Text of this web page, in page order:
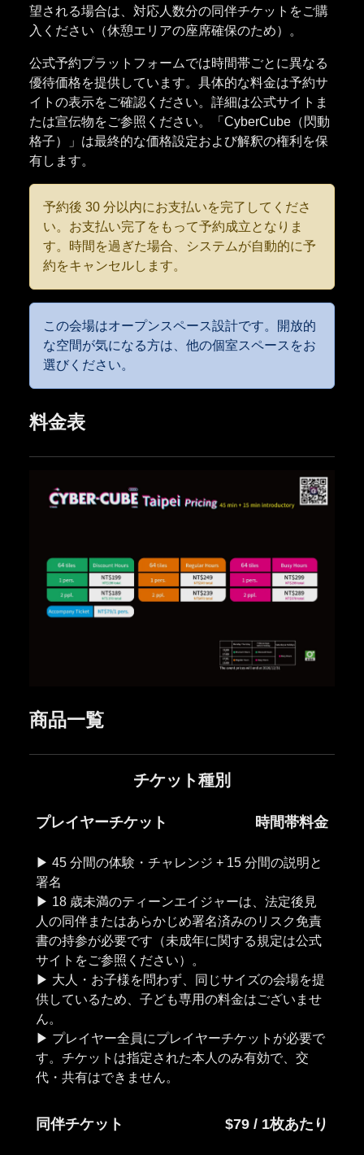
望される場合は、対応人数分の同伴チケットをご購
入ください（休憩エリアの座席確保のため）。
公式予約プラットフォームでは時間帯ごとに異なる
優待価格を提供しています。具体的な料金は予約サ
イトの表示をご確認ください。詳細は公式サイトま
たは宣伝物をご参照ください。「CyberCube（閃動
格子）」は最終的な価格設定および解釈の権利を保
有します。
予約後 30 分以内にお支払いを完了してくださ
い。お支払い完了をもって予約成立となりま
す。時間を過ぎた場合、システムが自動的に予
約をキャンセルします。
この会場はオープンスペース設計です。開放的
な空間が気になる方は、他の個室スペースをお
選びください。
料金表
商品一覧
チケット種別
プレイヤーチケット 時間帯料金
▶︎ 45 分間の体験・チャレンジ + 15 分間の説明と
署名
▶︎ 18 歳未満のティーンエイジャーは、法定後見
人の同伴またはあらかじめ署名済みのリスク免責
書の持参が必要です（未成年に関する規定は公式
サイトをご参照ください）。
▶︎ 大人・お子様を問わず、同じサイズの会場を提
供しているため、子ども専用の料金はございませ
ん。
▶︎ プレイヤー全員にプレイヤーチケットが必要で
す。チケットは指定された本人のみ有効で、交
同伴チケット $79 / 1枚あたり